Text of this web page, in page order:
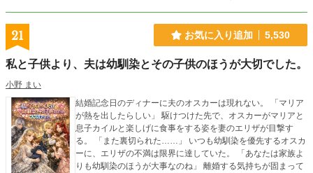
21 お気に入り追加 5,530
私と子供より、夫は幼馴染とその子供のほうが大切でした。
小野 まい
結婚記念日のディナーに夫のオスカーは現れない。 「マリア
が熱を出したらしい」 駆けつけた先で、オスカーがマリアと
息子カイルと楽しげに食事をする姿を妻のエリザが目撃す
る。 「また裏切られた……」 いつも幼馴染を優先するオスカ
ーに、エリザの不満は限界に達していた。 「あなたは家族よ
りも幼馴染のほうが大事なのね」 離婚する気持ちが固まって